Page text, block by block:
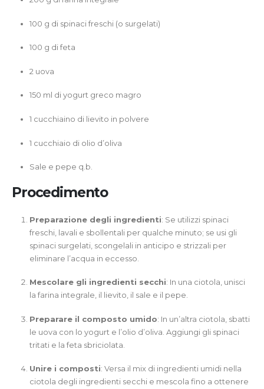
100 g di spinaci freschi (o surgelati)
100 g di feta
2 uova
150 ml di yogurt greco magro
1 cucchiaino di lievito in polvere
1 cucchiaio di olio d’oliva
Sale e pepe q.b.
Procedimento
Preparazione degli ingredienti: Se utilizzi spinaci
freschi, lavali e sbollentali per qualche minuto; se usi gli
spinaci surgelati, scongelali in anticipo e strizzali per
eliminare l’acqua in eccesso.
Mescolare gli ingredienti secchi: In una ciotola, unisci
la farina integrale, il lievito, il sale e il pepe.
Preparare il composto umido: In un’altra ciotola, sbatti
le uova con lo yogurt e l’olio d’oliva. Aggiungi gli spinaci
tritati e la feta sbriciolata.
Unire i composti: Versa il mix di ingredienti umidi nella
ciotola degli ingredienti secchi e mescola fino a ottenere